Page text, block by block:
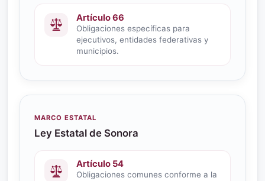
Artículo 66
Obligaciones específicas para
ejecutivos, entidades federativas y
municipios.
MARCO ESTATAL
Ley Estatal de Sonora
Artículo 54
Obligaciones comunes conforme a la